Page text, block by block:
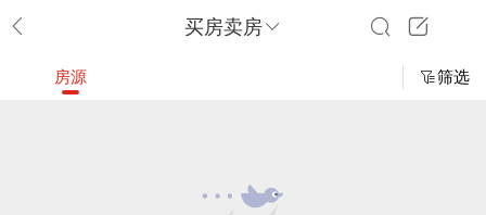
买房卖房
房源 筛选